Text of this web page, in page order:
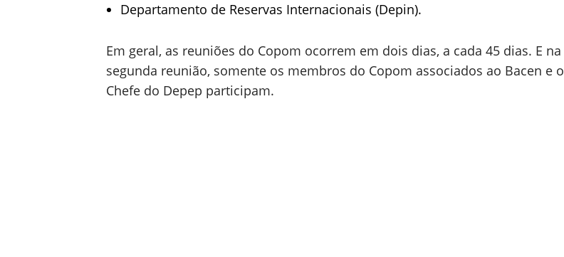
Departamento de Reservas Internacionais (Depin).
Em geral, as reuniões do Copom ocorrem em dois dias, a cada 45 dias. E na
segunda reunião, somente os membros do Copom associados ao Bacen e o
Chefe do Depep participam.